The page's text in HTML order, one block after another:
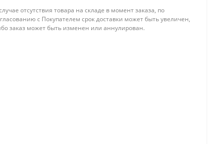
отсутствия товара на складе в момент заказа, по
с Покупателем срок доставки может быть увеличен,
заказ может быть изменен или аннулирован.